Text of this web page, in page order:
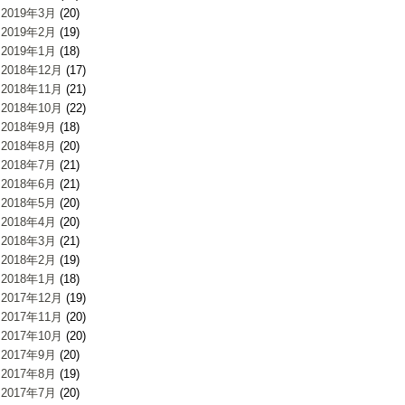
2019年3月 (20)
2019年2月 (19)
2019年1月 (18)
2018年12月 (17)
2018年11月 (21)
2018年10月 (22)
2018年9月 (18)
2018年8月 (20)
2018年7月 (21)
2018年6月 (21)
2018年5月 (20)
2018年4月 (20)
2018年3月 (21)
2018年2月 (19)
2018年1月 (18)
2017年12月 (19)
2017年11月 (20)
2017年10月 (20)
2017年9月 (20)
2017年8月 (19)
2017年7月 (20)